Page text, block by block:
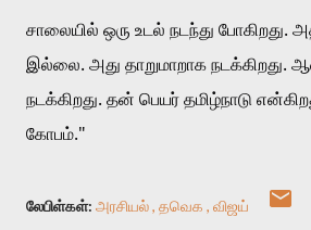
சாலையில் ஒரு உடல் நடந்து போகிறது.
இல்லை. அது தாறுமாறாக நடக்கிறது.
நடக்கிறது. தன் பெயர் தமிழ்நாடு
கோபம்."
லேபிள்கள்: அரசியல் தவெக விஜய்